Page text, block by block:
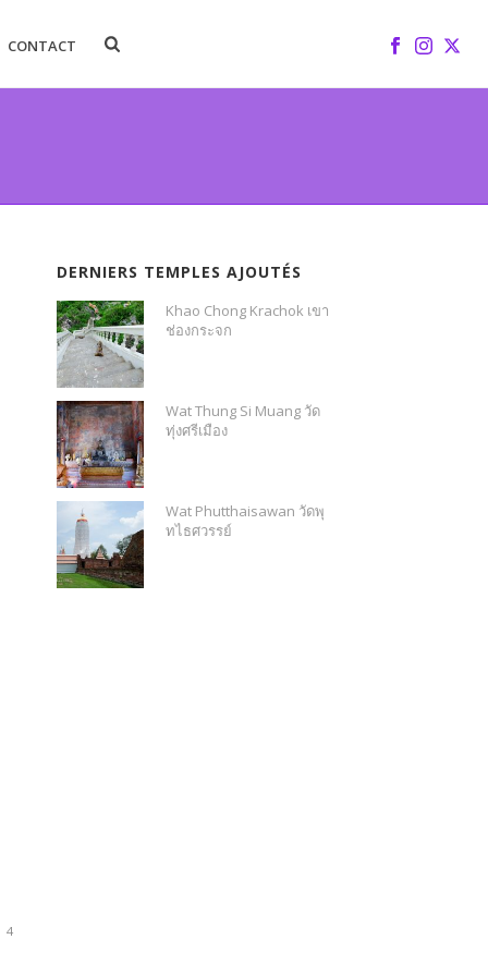
CONTACT
4
DERNIERS TEMPLES AJOUTÉS
Khao Chong Krachok เขา
ช่องกระจก
Wat Thung Si Muang วัด
ทุ่งศรีเมือง
Wat Phutthaisawan วัดพุ
ทไธศวรรย์